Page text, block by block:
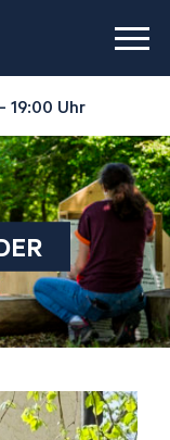
19:00 Uhr